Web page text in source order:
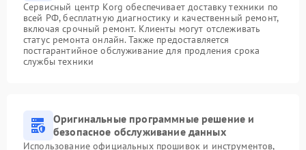
Сервисный центр Korg обеспечивает доставку техники по
всей РФ, бесплатную диагностику и качественный ремонт,
включая срочный ремонт. Клиенты могут отслеживать
статус ремонта онлайн. Также предоставляется
постгарантийное обслуживание для продления срока
службы техники
Оригинальные программные решение и
безопасное обслуживание данных
Использование официальных прошивок и инструментов,